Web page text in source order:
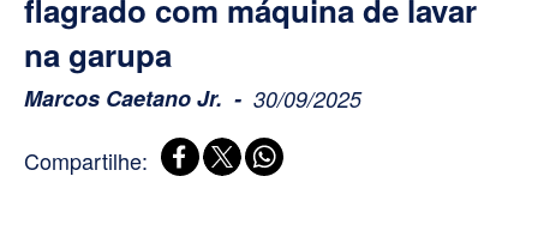
flagrado com máquina de lavar
na garupa
Marcos Caetano Jr. 30/09/2025
Compartilhe: